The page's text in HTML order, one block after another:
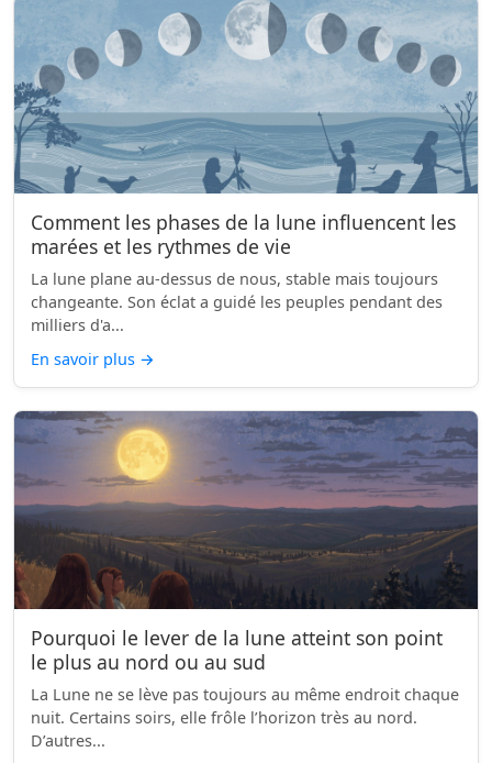
Comment les phases de la lune influencent les
marées et les rythmes de vie
La lune plane au-dessus de nous, stable mais toujours
changeante. Son éclat a guidé les peuples pendant des
milliers d'a...
En savoir plus →
Pourquoi le lever de la lune atteint son point
le plus au nord ou au sud
La Lune ne se lève pas toujours au même endroit chaque
nuit. Certains soirs, elle frôle l’horizon très au nord.
D’autres...